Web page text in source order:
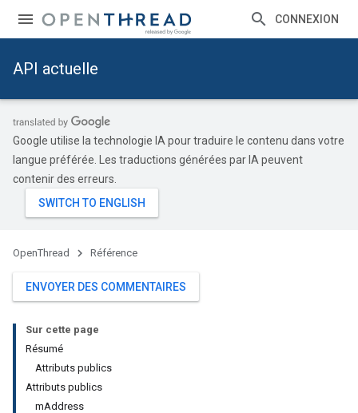
CONNEXION
API actuelle
Google utilise la technologie IA pour traduire le contenu dans votre
langue préférée. Les traductions générées par IA peuvent
contenir des erreurs.
OpenThread Référence
ENVOYER DES COMMENTAIRES
Sur cette page
Résumé
Attributs publics
Attributs publics
mAddress